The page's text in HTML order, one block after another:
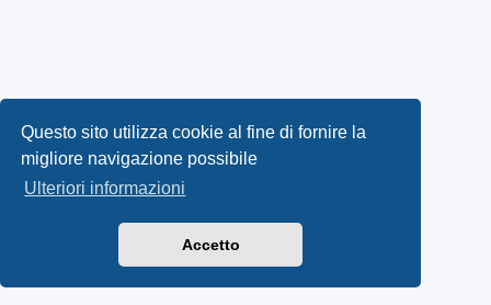
Questo sito utilizza cookie al fine di fornire la
migliore navigazione possibile
Ulteriori informazioni
Accetto